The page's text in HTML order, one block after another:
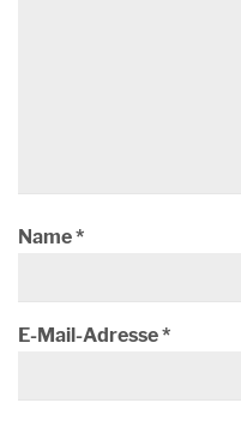
Name*
E-Mail-Adresse*